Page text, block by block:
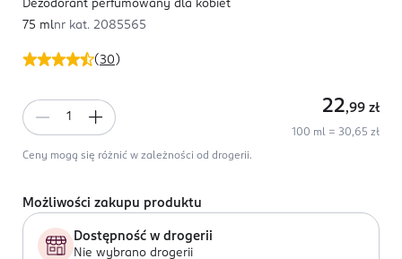
(30 )
Dezodorant perfumowany dla kobiet
75 mlnr kat. 2085565
22,99 zł
100 ml = 30,65 zł
Ceny mogą się różnić w zależności od drogerii.
Możliwości zakupu produktu
Dostępność w drogerii
Nie wybrano drogerii